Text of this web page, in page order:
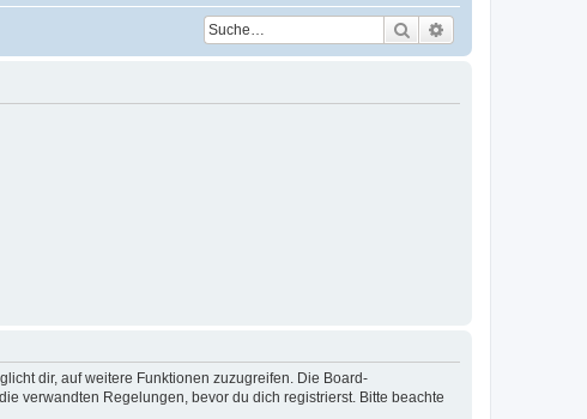
Suche
dir, auf weitere Funktionen zuzugreifen. Die Board-
verwandten Regelungen, bevor du dich registrierst. Bitte beachte